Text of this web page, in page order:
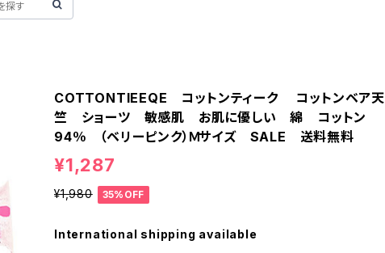
COTTONTIEEQE コットンティーク コットンベア天
竺 ショーツ 敏感肌 お肌に優しい 綿 コットン
94％ （ベリーピンク）Ｍサイズ SALE 送料無料
¥1,287
¥1,980 35%OFF
International shipping available